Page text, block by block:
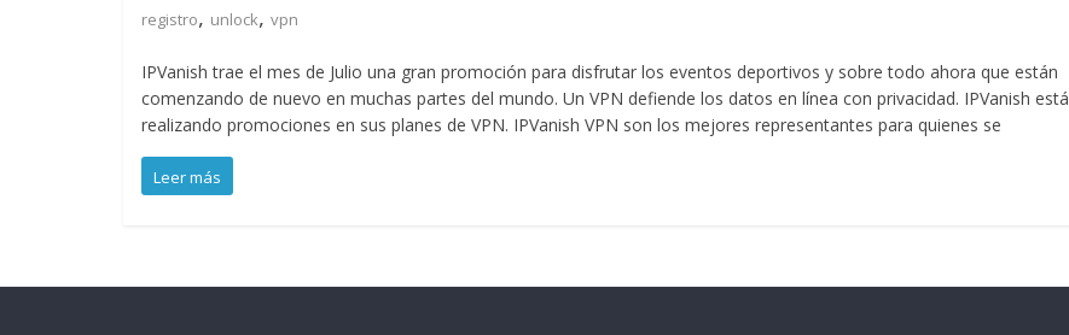
registro, unlock, vpn
IPVanish trae el mes de Julio una gran promoción para disfrutar los eventos deportivos y sobre todo ahora que están
comenzando de nuevo en muchas partes del mundo. Un VPN defiende los datos en línea con privacidad. IPVanish está
realizando promociones en sus planes de VPN. IPVanish VPN son los mejores representantes para quienes se
Leer más